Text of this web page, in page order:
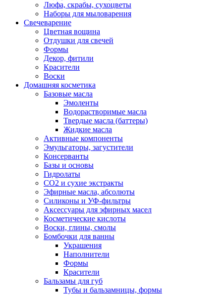
Люфа, скрабы, сухоцветы
Наборы для мыловарения
Свечеварение
Цветная вощина
Отдушки для свечей
Формы
Декор, фитили
Красители
Воски
Домашняя косметика
Базовые масла
Эмоленты
Водорастворимые масла
Твердые масла (баттеры)
Жидкие масла
Активные компоненты
Эмульгаторы, загустители
Консерванты
Базы и основы
Гидролаты
СО2 и сухие экстракты
Эфирные масла, абсолюты
Силиконы и УФ-фильтры
Аксессуары для эфирных масел
Косметические кислоты
Воски, глины, смолы
Бомбочки для ванны
Украшения
Наполнители
Формы
Красители
Бальзамы для губ
Тубы и бальзамницы, формы